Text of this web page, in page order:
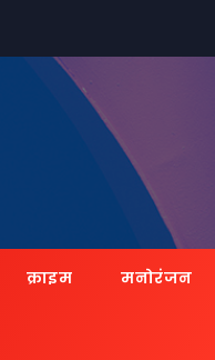
क्राइम मनोरंजन